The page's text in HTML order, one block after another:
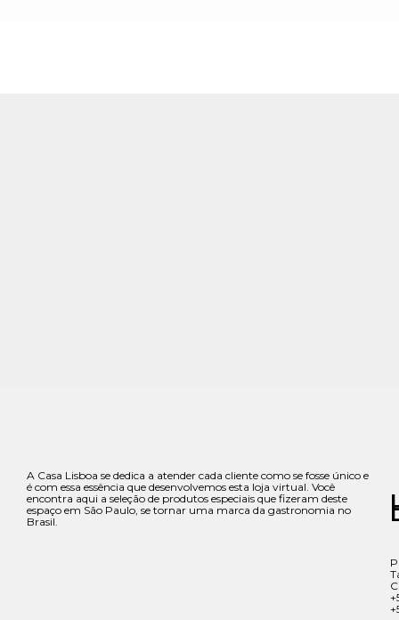
A Casa Lisboa se dedica a atender cada cliente como se fosse único e
é com essa essência que desenvolvemos esta loja virtual. Você
encontra aqui a seleção de produtos especiais que fizeram deste
espaço em São Paulo, se tornar uma marca da gastronomia no
Brasil.